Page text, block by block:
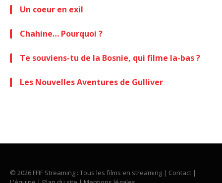
Un coeur en exil
Chahine… Pourquoi ?
Te souviens-tu de la Bosnie, qui filme la-bas ?
Les Nouvelles Aventures de Gulliver
© 2026 FFIF Streaming : Tous les films en streaming | Contact |